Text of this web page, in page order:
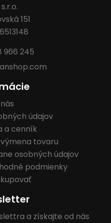
151
966 245
údajov
a cenník
tovaru
osobných údajov
podmienky
a získajte od nás